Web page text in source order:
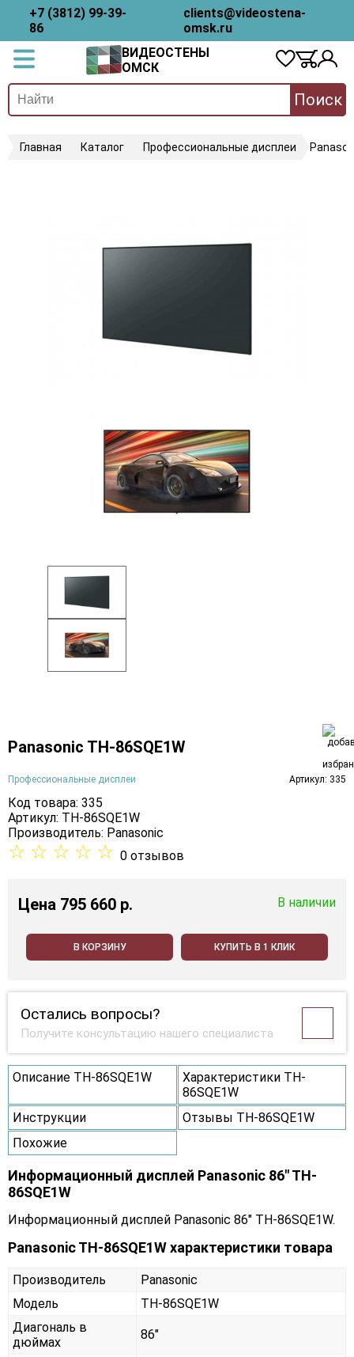
+7 (3812) 99-39-
86
clients@videostena-
omsk.ru
ВИДЕОСТЕНЫ
ОМСК
Поиск
Главная Каталог Профессиональные дисплеи
Panasonic TH-86SQE1W
Профессиональные дисплеи Артикул: 335
Код товара: 335
Артикул: TH-86SQE1W
Производитель: Panasonic
☆ ☆ ☆ ☆ ☆ 0 отзывов
Цена 795 660 p. В наличии
В КОРЗИНУ КУПИТЬ В 1 КЛИК
Остались вопросы?
Получите консультацию нашего специалиста
Описание TH-86SQE1W
Характеристики TH-
86SQE1W
Инструкции
Отзывы TH-86SQE1W
Похожие
Информационный дисплей Panasonic 86" TH-
86SQE1W
Информационный дисплей Panasonic 86" TH-86SQE1W.
Panasonic TH-86SQE1W характеристики товара
Производитель
Panasonic
Модель
TH-86SQE1W
Диагональ в
дюймах
86"